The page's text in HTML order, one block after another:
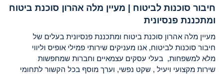
חיבור סוכנות לביטוח | מעיין מלה אהרון סוכנת ביטוח
ומתכננת פנסיונית
מעיין מלה אהרון סוכנת ביטוח ומתכננת פנסיונית בעלים של
חיבור סוכנות לביטוח, אנו מעניקים שירותי פמילי אופיס וליווי
מלא למשפחות, בעלי עסקים עצמאיים וחברות שמחפשות
שירות מקצועי ויעיל , שקט נפשי, וערך מוסף בכל הקשור לתחומי